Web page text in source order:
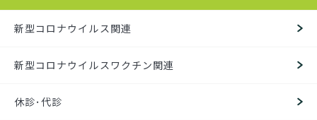
新型コロナウイルス関連
新型コロナウイルスワクチン関連
休診･代診